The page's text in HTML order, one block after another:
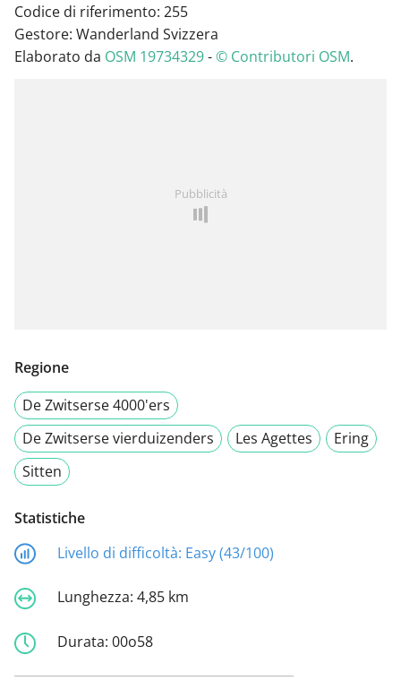
Codice di riferimento: 255
Gestore: Wanderland Svizzera
Elaborato da OSM 19734329-© Contributori OSM.
Pubblicità
Regione
De Zwitserse 4000'ers
De Zwitserse vierduizenders
Les Agettes
Ering
Sitten
Statistiche
Livello di difficoltà: Easy (43/100)
Lunghezza: 4,85 km
Durata: 00o58